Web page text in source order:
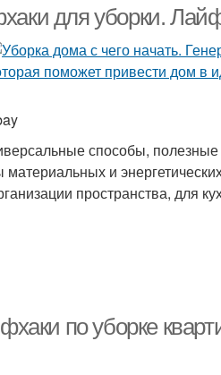
для уборки.
способы, полезные
материальных и
пространства, для
по уборке